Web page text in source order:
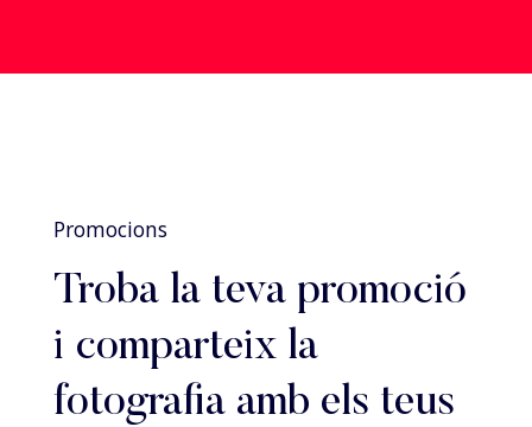
Promocions
Troba la teva promoció
i comparteix la
fotografia amb els teus